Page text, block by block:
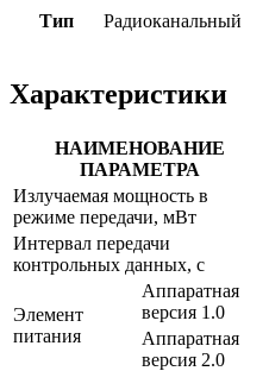
Тип Радиоканальный
Характеристики
НАИМЕНОВАНИЕ
ПАРАМЕТРА
Излучаемая мощность в
режиме передачи, мВт
Интервал передачи
контрольных данных, с
Элемент
питания
Аппаратная
версия 1.0
Аппаратная
версия 2.0